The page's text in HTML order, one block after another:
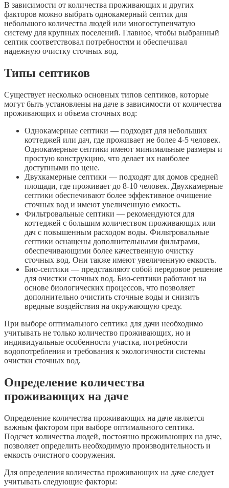
В зависимости от количества проживающих и других
факторов можно выбрать однокамерный септик для
небольшого количества людей или многоступенчатую
систему для крупных поселений. Главное, чтобы выбранный
септик соответствовал потребностям и обеспечивал
надежную очистку сточных вод.
Типы септиков
Существует несколько основных типов септиков, которые
могут быть установлены на даче в зависимости от количества
проживающих и объема сточных вод:
Однокамерные септики — подходят для небольших
коттеджей или дач, где проживает не более 4-5 человек.
Однокамерные септики имеют минимальные размеры и
простую конструкцию, что делает их наиболее
доступными по цене.
Двухкамерные септики — подходят для домов средней
площади, где проживает до 8-10 человек. Двухкамерные
септики обеспечивают более эффективное очищение
сточных вод и имеют увеличенную емкость.
Фильтровальные септики — рекомендуются для
коттеджей с большим количеством проживающих или
дач с повышенным расходом воды. Фильтровальные
септики оснащены дополнительными фильтрами,
обеспечивающими более качественную очистку
сточных вод. Они также имеют увеличенную емкость.
Био-септики — представляют собой передовое решение
для очистки сточных вод. Био-септики работают на
основе биологических процессов, что позволяет
дополнительно очистить сточные воды и снизить
вредные воздействия на окружающую среду.
При выборе оптимального септика для дачи необходимо
учитывать не только количество проживающих, но и
индивидуальные особенности участка, потребности
водопотребления и требования к экологичности системы
очистки сточных вод.
Определение количества
проживающих на даче
Определение количества проживающих на даче является
важным фактором при выборе оптимального септика.
Подсчет количества людей, постоянно проживающих на даче,
позволяет определить необходимую производительность и
емкость очистного сооружения.
Для определения количества проживающих на даче следует
учитывать следующие факторы: